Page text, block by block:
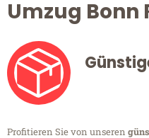
Umzug Bonn
Profitieren Sie von unseren